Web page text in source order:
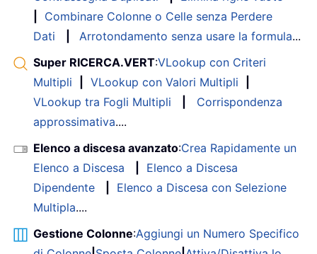
Combinare Colonne o Celle senza Perdere
Dati
Arrotondamento senza usare la formula...
Super RICERCA.VERT:VLookup con Criteri
Multipli
VLookup con Valori Multipli
VLookup tra Fogli Multipli
Corrispondenza
approssimativa....
Elenco a discesa avanzato:Crea Rapidamente un
Elenco a Discesa
Elenco a Discesa
Dipendente
Elenco a Discesa con Selezione
Multipla....
Gestione Colonne:Aggiungi un Numero Specifico